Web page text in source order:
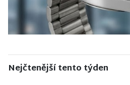
Nejčtenější tento týden